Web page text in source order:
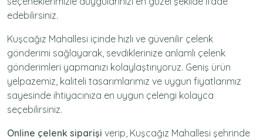
edebilirsiniz.
Kuşcağız Mahallesi içinde hızlı ve güvenilir çelenk
gönderimi sağlayarak, sevdiklerinize anlamlı çelenk
gönderimleri yapmanızı kolaylaştırıyoruz. Geniş ürün
yelpazemiz, kaliteli tasarımlarımız ve uygun fiyatlarımız
sayesinde ihtiyacınıza en uygun çelengi kolayca
seçebilirsiniz.
Online çelenk siparişi verip, Kuşcağız Mahallesi şehrinde